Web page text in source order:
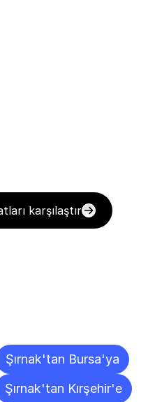
karşılaştır
Şırnak'tan Bursa'ya
Şırnak'tan Kırşehir'e